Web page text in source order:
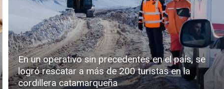
En un operativo sin precedentes en el país, se
logró rescatar a más de 200 turistas en la
cordillera catamarqueña